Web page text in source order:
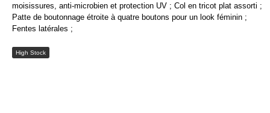
moisissures, anti-microbien et protection UV ; Col en tricot plat assorti ;
Patte de boutonnage étroite à quatre boutons pour un look féminin ;
Fentes latérales ;
High Stock